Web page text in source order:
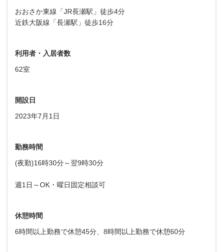
おおさか東線「JR長瀬駅」徒歩4分
近鉄大阪線「長瀬駅」徒歩16分
利用者・入居者数
62室
開設日
2023年7月1日
勤務時間
(夜勤)16時30分～翌9時30分
週1日～OK・曜日固定相談可
休憩時間
6時間以上勤務で休憩45分、8時間以上勤務で休憩60分